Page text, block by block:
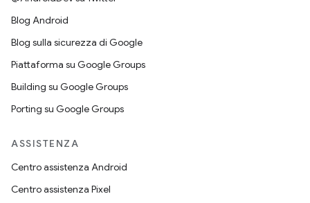
Blog Android
Blog sulla sicurezza di Google
Piattaforma su Google Groups
Building su Google Groups
Porting su Google Groups
ASSISTENZA
Centro assistenza Android
Centro assistenza Pixel